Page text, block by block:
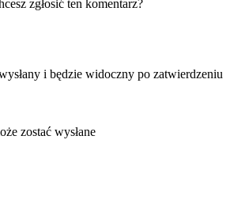
zgłosić ten komentarz?
i będzie widoczny po zatwierdzeniu
zostać wysłane